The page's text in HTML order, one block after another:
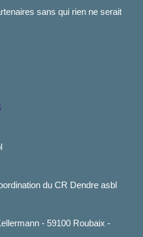
sans qui rien ne serait
du CR Dendre asbl
- 59100 Roubaix -